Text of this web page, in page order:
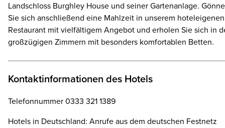
Landschloss Burghley House und seiner Gartenanlage.
Sie sich anschließend eine Mahlzeit in unserem hoteleigenen
Restaurant mit vielfältigem Angebot und erholen Sie sich in
großzügigen Zimmern mit besonders komfortablen Betten.
Kontaktinformationen des Hotels
Telefonnummer 0333 321 1389
Hotels in Deutschland: Anrufe aus dem deutschen Festnetz